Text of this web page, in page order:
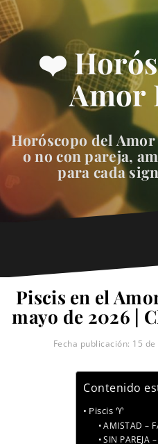
❤️
Amor
Horóscopo del
o no con pareja,
para cada
Piscis en el
mayo de 2026 |
Fecha publicación: 15
Contenido
Piscis ♈
AMISTAD –
SIN PAREJA